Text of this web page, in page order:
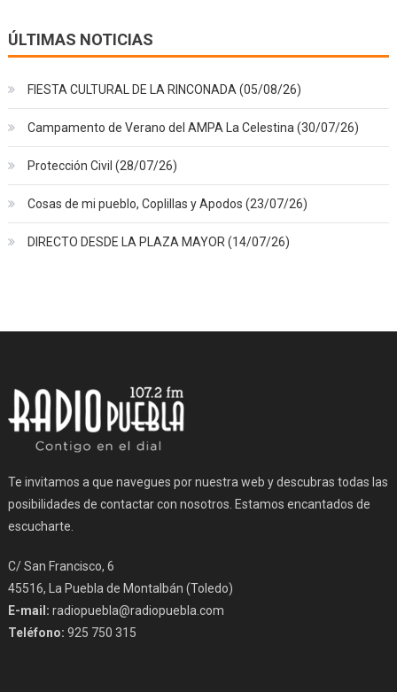
ÚLTIMAS NOTICIAS
FIESTA CULTURAL DE LA RINCONADA (05/08/26)
Campamento de Verano del AMPA La Celestina (30/07/26)
Protección Civil (28/07/26)
Cosas de mi pueblo, Coplillas y Apodos (23/07/26)
DIRECTO DESDE LA PLAZA MAYOR (14/07/26)
Te invitamos a que navegues por nuestra web y descubras todas las
posibilidades de contactar con nosotros. Estamos encantados de
escucharte.
C/ San Francisco, 6
45516, La Puebla de Montalbán (Toledo)
E-mail: radiopuebla@radiopuebla.com
Teléfono: 925 750 315